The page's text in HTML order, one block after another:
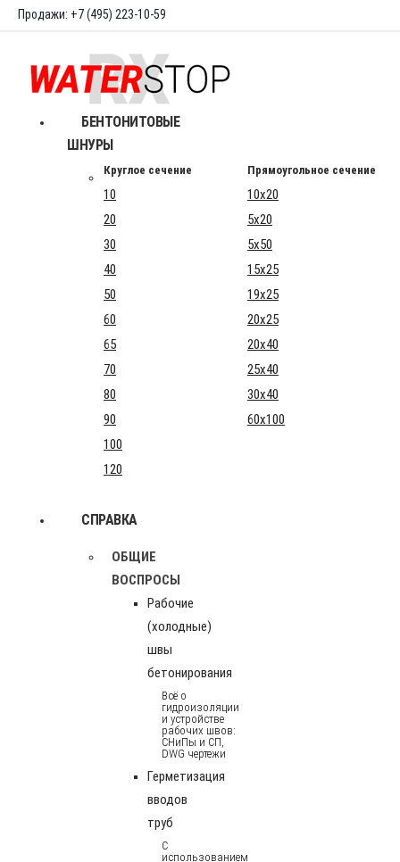
Продажи: +7 (495) 223-10-59
БЕНТОНИТОВЫЕ
ШНУРЫ
Круглое сечение Прямоугольное сечение
10
10x20
20
5x20
30
5x50
40
15x25
50
19x25
60
20x25
65
20x40
70
25x40
80
30x40
90
60x100
100
120
СПРАВКА
ОБЩИЕ
ВОСПРОСЫ
Рабочие
(холодные)
швы
бетонирования
Всё о
гидроизоляции
и устройстве
рабочих швов:
СНиПы и СП,
DWG чертежи
Герметизация
вводов
труб
С
использованием